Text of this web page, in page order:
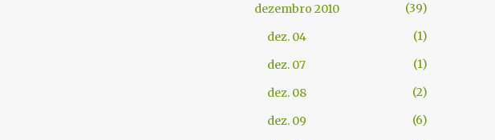
dezembro 2010
39
dez. 04
1
dez. 07
1
dez. 08
2
dez. 09
6